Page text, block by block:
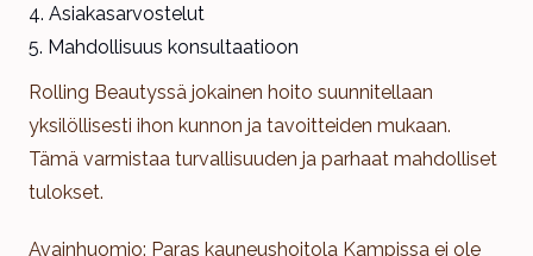
Asiakasarvostelut
Mahdollisuus konsultaatioon
Rolling Beautyssä jokainen hoito suunnitellaan
yksilöllisesti ihon kunnon ja tavoitteiden mukaan.
Tämä varmistaa turvallisuuden ja parhaat mahdolliset
tulokset.
Avainhuomio: Paras kauneushoitola Kampissa ei ole